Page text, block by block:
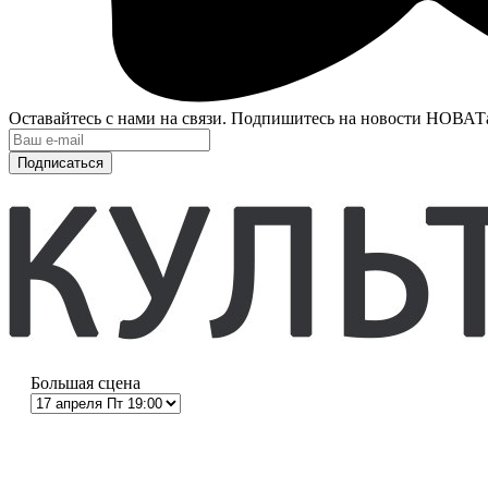
Оставайтесь с нами на связи. Подпишитесь на новости
Подписаться
Большая сцена